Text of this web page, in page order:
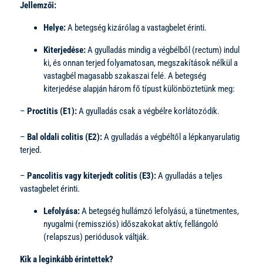
Jellemzői:
Helye:A betegség kizárólag a vastagbelet érinti.
Kiterjedése:A gyulladás mindig a végbélből (rectum) indul
ki, és onnan terjed folyamatosan, megszakítások nélkül a
vastagbél magasabb szakaszai felé. A betegség
kiterjedése alapján három fő típust különböztetünk meg:
– Proctitis (E1):A gyulladás csak a végbélre korlátozódik.
– Bal oldali colitis (E2):A gyulladás a végbéltől a lépkanyarulatig
terjed.
– Pancolitis vagy kiterjedt colitis (E3):A gyulladás a teljes
vastagbelet érinti.
Lefolyása:A betegség hullámzó lefolyású, a tünetmentes,
nyugalmi (remissziós) időszakokat aktív, fellángoló
(relapszus) periódusok váltják.
Kik a leginkább érintettek?